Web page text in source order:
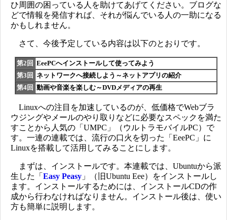
ひ周囲の困っている人を助けてあげてください。ブログな
どで情報を発信すれば、それが悩んでいる人の一助になる
かもしれません。
さて、今後予定している内容は以下のとおりです。
第2回 EeePCへインストールして使ってみよう
第3回 ネットワークへ接続しよう～ネットアプリの紹介
第4回 動画や音楽を楽しむ～DVDメディアの再生
Linuxへの注目を加速しているのが、低価格でWebブラ
ウジングやメールのやり取りなどに必要なスペックを満た
すことから人気の「UMPC」（ウルトラモバイルPC）で
す。一連の連載では、流行の口火を切った「EeePC」に
Linuxを搭載して活用してみることにします。
まずは、インストールです。本連載では、Ubuntuから派
生した「 Easy Peasy 」（旧Ubuntu Eee）をインストールし
ます。インストールするためには、インストールCDの作
成から行わなければなりません。インストール後は、使い
方も簡単に説明します。